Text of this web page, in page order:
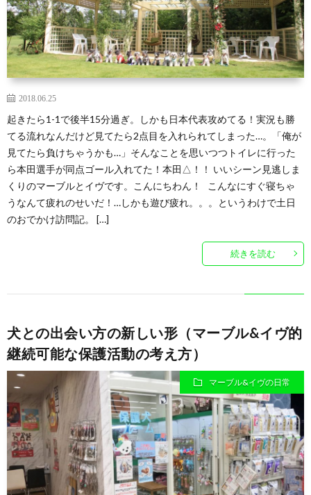
2018.06.25
起きたら1-1で後半15分過ぎ。しかも日本代表攻めてる！実況も勝
てる流れなんだけど見てたら2点目を入れられてしまった…。「俺が
見てたら負けちゃうかも…」そんなことを思いつつトイレに行った
ら本田選手が同点ゴール入れてた！本田△！！ いいシーン見逃しま
くりのマーブルとイヴです。こんにちわん！ こんなにすぐ寝ちゃ
うなんて疲れのせいだ！…しかも遊び疲れ。。。というわけで土日
のおでかけ訪問記。 […]
続きを読む
犬との出会い方の新しい形（マーブル&イヴ的
継続可能な保護活動の考え方）
マーブル&イヴの日常